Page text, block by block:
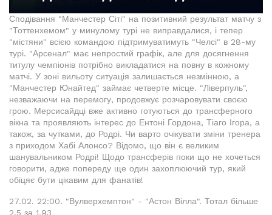
Сподівання "Манчестер Сіті" на позитивний результат матчу з
"Тоттенхемом" у минулому турі не виправдалися, і тепер
"містяни" всією командою підтримуватимуть "Челсі" в 28-му
турі. "Арсенал" має непростий графік, але для досягнення
титулу чемпіонів потрібно викладатися на повну в кожному
матчі. У зоні вильоту ситуація залишається незмінною, а
"Манчестер Юнайтед" займає четверте місце. "Ліверпуль",
незважаючи на перемогу, продовжує розчаровувати своєю
грою. Мерсисайдці вже активно готуються до трансферного
вікна та проявляють інтерес до Ентоні Гордона, Тіаго Ігора, а
також, за чутками, до Родрі. Чи варто очікувати зміни тренера
з приходом Хабі Алонсо? Відомо, що він є великим
шанувальником Родрі! Щодо трансферів поки що не хочеться
говорити, адже попереду ще один захоплюючий тур, який
обіцяє бути цікавим для фанатів!
27.02. 22:00. "Вулверхемптон" - "Астон Вілла". Тотал більше
2.5 за 1.93